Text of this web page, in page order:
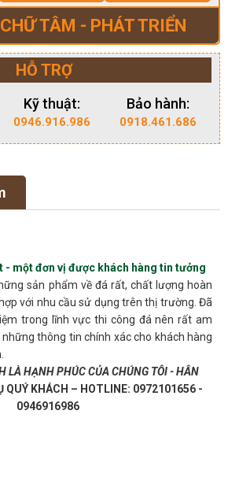
TÂM - PHÁT TRIỂN
HỖ TRỢ
Kỹ thuật:
0946.916.986
Bảo hành:
0918.461.686
- một đơn vị được khách hàng tin tưởng
sản phẩm về đá rất, chất lượng hoàn
với nhu cầu sử dụng trên thị trường. Đã
trong lĩnh vực thi công đá nên rất am
thông tin chính xác cho khách hàng
LÀ HẠNH PHÚC CỦA CHÚNG TÔI - HÂN
QUÝ KHÁCH – HOTLINE: 0972101656 -
0946916986